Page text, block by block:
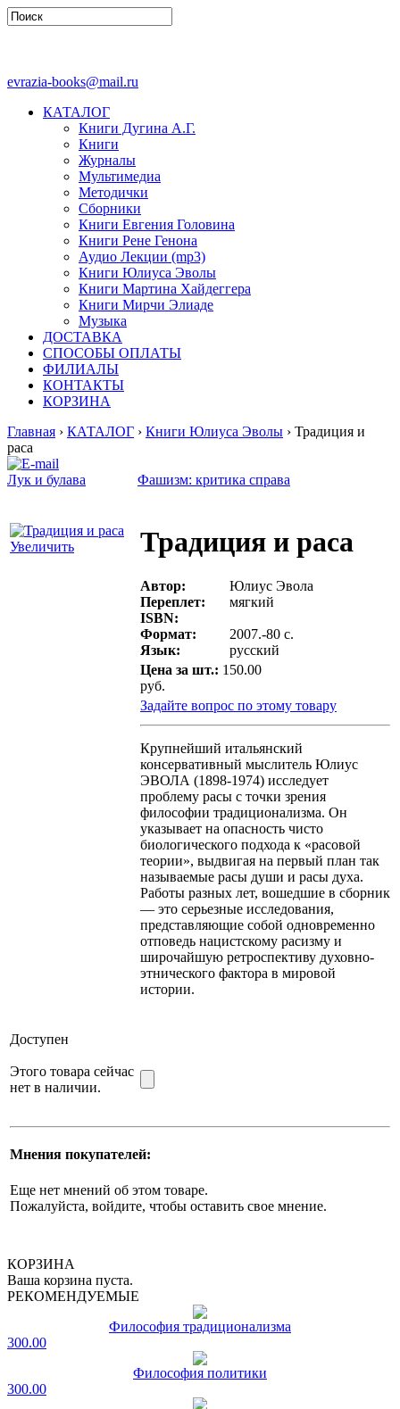
evrazia-books@mail.ru
КАТАЛОГ
Книги Дугина А.Г.
Книги
Журналы
Мультимедиа
Методички
Сборники
Книги Евгения Головина
Книги Рене Генона
Аудио Лекции (mp3)
Книги Юлиуса Эволы
Книги Мартина Хайдеггера
Книги Мирчи Элиаде
Музыка
ДОСТАВКА
СПОСОБЫ ОПЛАТЫ
ФИЛИАЛЫ
КОНТАКТЫ
КОРЗИНА
Главная › КАТАЛОГ › Книги Юлиуса Эволы › Традиция и
раса
Лук и булава Фашизм: критика справа
Увеличить Традиция и раса
Автор:
Юлиус Эвола
Переплет:
мягкий
ISBN:
Формат:
2007.-80 с.
Язык:
русский
Цена за шт.: 150.00
руб.
Задайте вопрос по этому товару
Крупнейший итальянский
консервативный мыслитель Юлиус
ЭВОЛА (1898-1974) исследует
проблему расы с точки зрения
философии традиционализма. Он
указывает на опасность чисто
биологического подхода к «расовой
теории», выдвигая на первый план так
называемые расы души и расы духа.
Работы разных лет, вошедшие в сборник
— это серьезные исследования,
представляющие собой одновременно
отповедь нацистскому расизму и
широчайшую ретроспективу духовно-
этнического фактора в мировой
истории.
Доступен
Этого товара сейчас
нет в наличии.
Мнения покупателей:
Еще нет мнений об этом товаре.
Пожалуйста, войдите, чтобы оставить свое мнение.
КОРЗИНА
Ваша корзина пуста.
РЕКОМЕНДУЕМЫЕ
Философия традиционализма
300.00
Философия политики
300.00